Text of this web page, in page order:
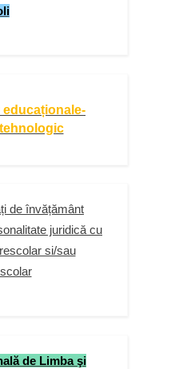
de învățământ
juridică cu
si/sau
de Limba şi